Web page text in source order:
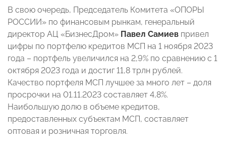
В свою очередь, Председатель Комитета «ОПОРЫ
РОССИИ» по финансовым рынкам, генеральный
директор АЦ «БизнесДром» Павел Самиев привел
цифры по портфелю кредитов МСП на 1 ноября 2023
года – портфель увеличился на 2,9% по сравнению с 1
октября 2023 года и достиг 11,8 трлн рублей.
Качество портфеля МСП лучшее за много лет – доля
просрочки на 01.11.2023 составляет 4,8%.
Наибольшую долю в объеме кредитов,
предоставленных субъектам МСП, составляет
оптовая и розничная торговля.